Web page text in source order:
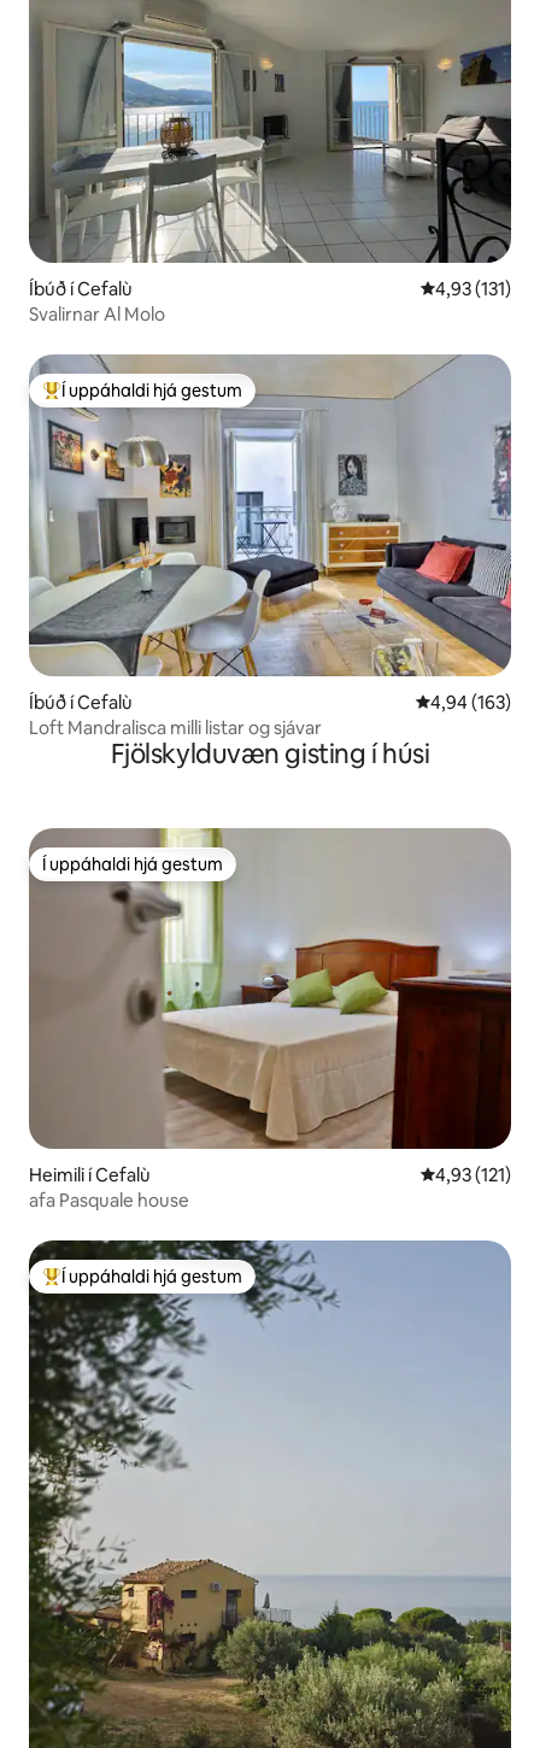
Íbúð í Cefalù 4,93 af 5 í
4,93 (131)
Svalirnar Al Molo
Í mestu uppáhaldi hjá gestum
Í uppáhaldi hjá gestum
Íbúð í Cefalù 4,94 af 5 í
4,94 (163)
Loft Mandralisca milli listar og sjávar
Fjölskylduvæn gisting í húsi
Í uppáhaldi hjá gestum
Í uppáhaldi hjá gestum
Heimili í Cefalù 4,93 af 5 í
4,93 (121)
afa Pasquale house
Í mestu uppáhaldi hjá gestum
Í uppáhaldi hjá gestum